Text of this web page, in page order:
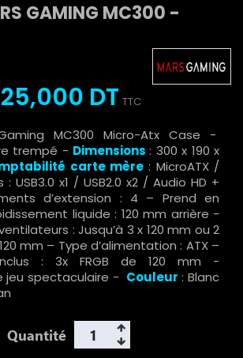
GAMING MC300 -
DT TTC
MC300 Micro-Atx Case -
trempé - Dimensions: 300 x 190 x
carte mère: MicroATX /
USB3.0 x1 / USB2.0 x2 / Audio HD +
d’extension : 4 – Prend en
liquide : 120 mm arrière -
: Jusqu’à 3 x 120 mm ou 2
mm – Type d’alimentation : ATX –
: 3x FRGB de 120 mm -
jeu spectaculaire - Couleur : Blanc
Quantité